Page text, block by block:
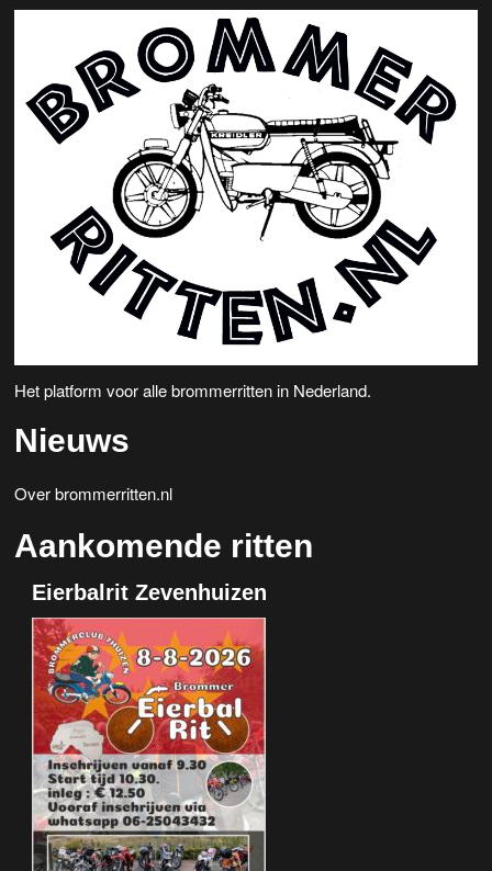
Het platform voor alle brommerritten in Nederland.
Nieuws
Over brommerritten.nl
Aankomende ritten
Eierbalrit Zevenhuizen